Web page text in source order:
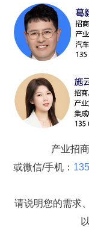
产业招
或微信/手机：
请说明您的需求